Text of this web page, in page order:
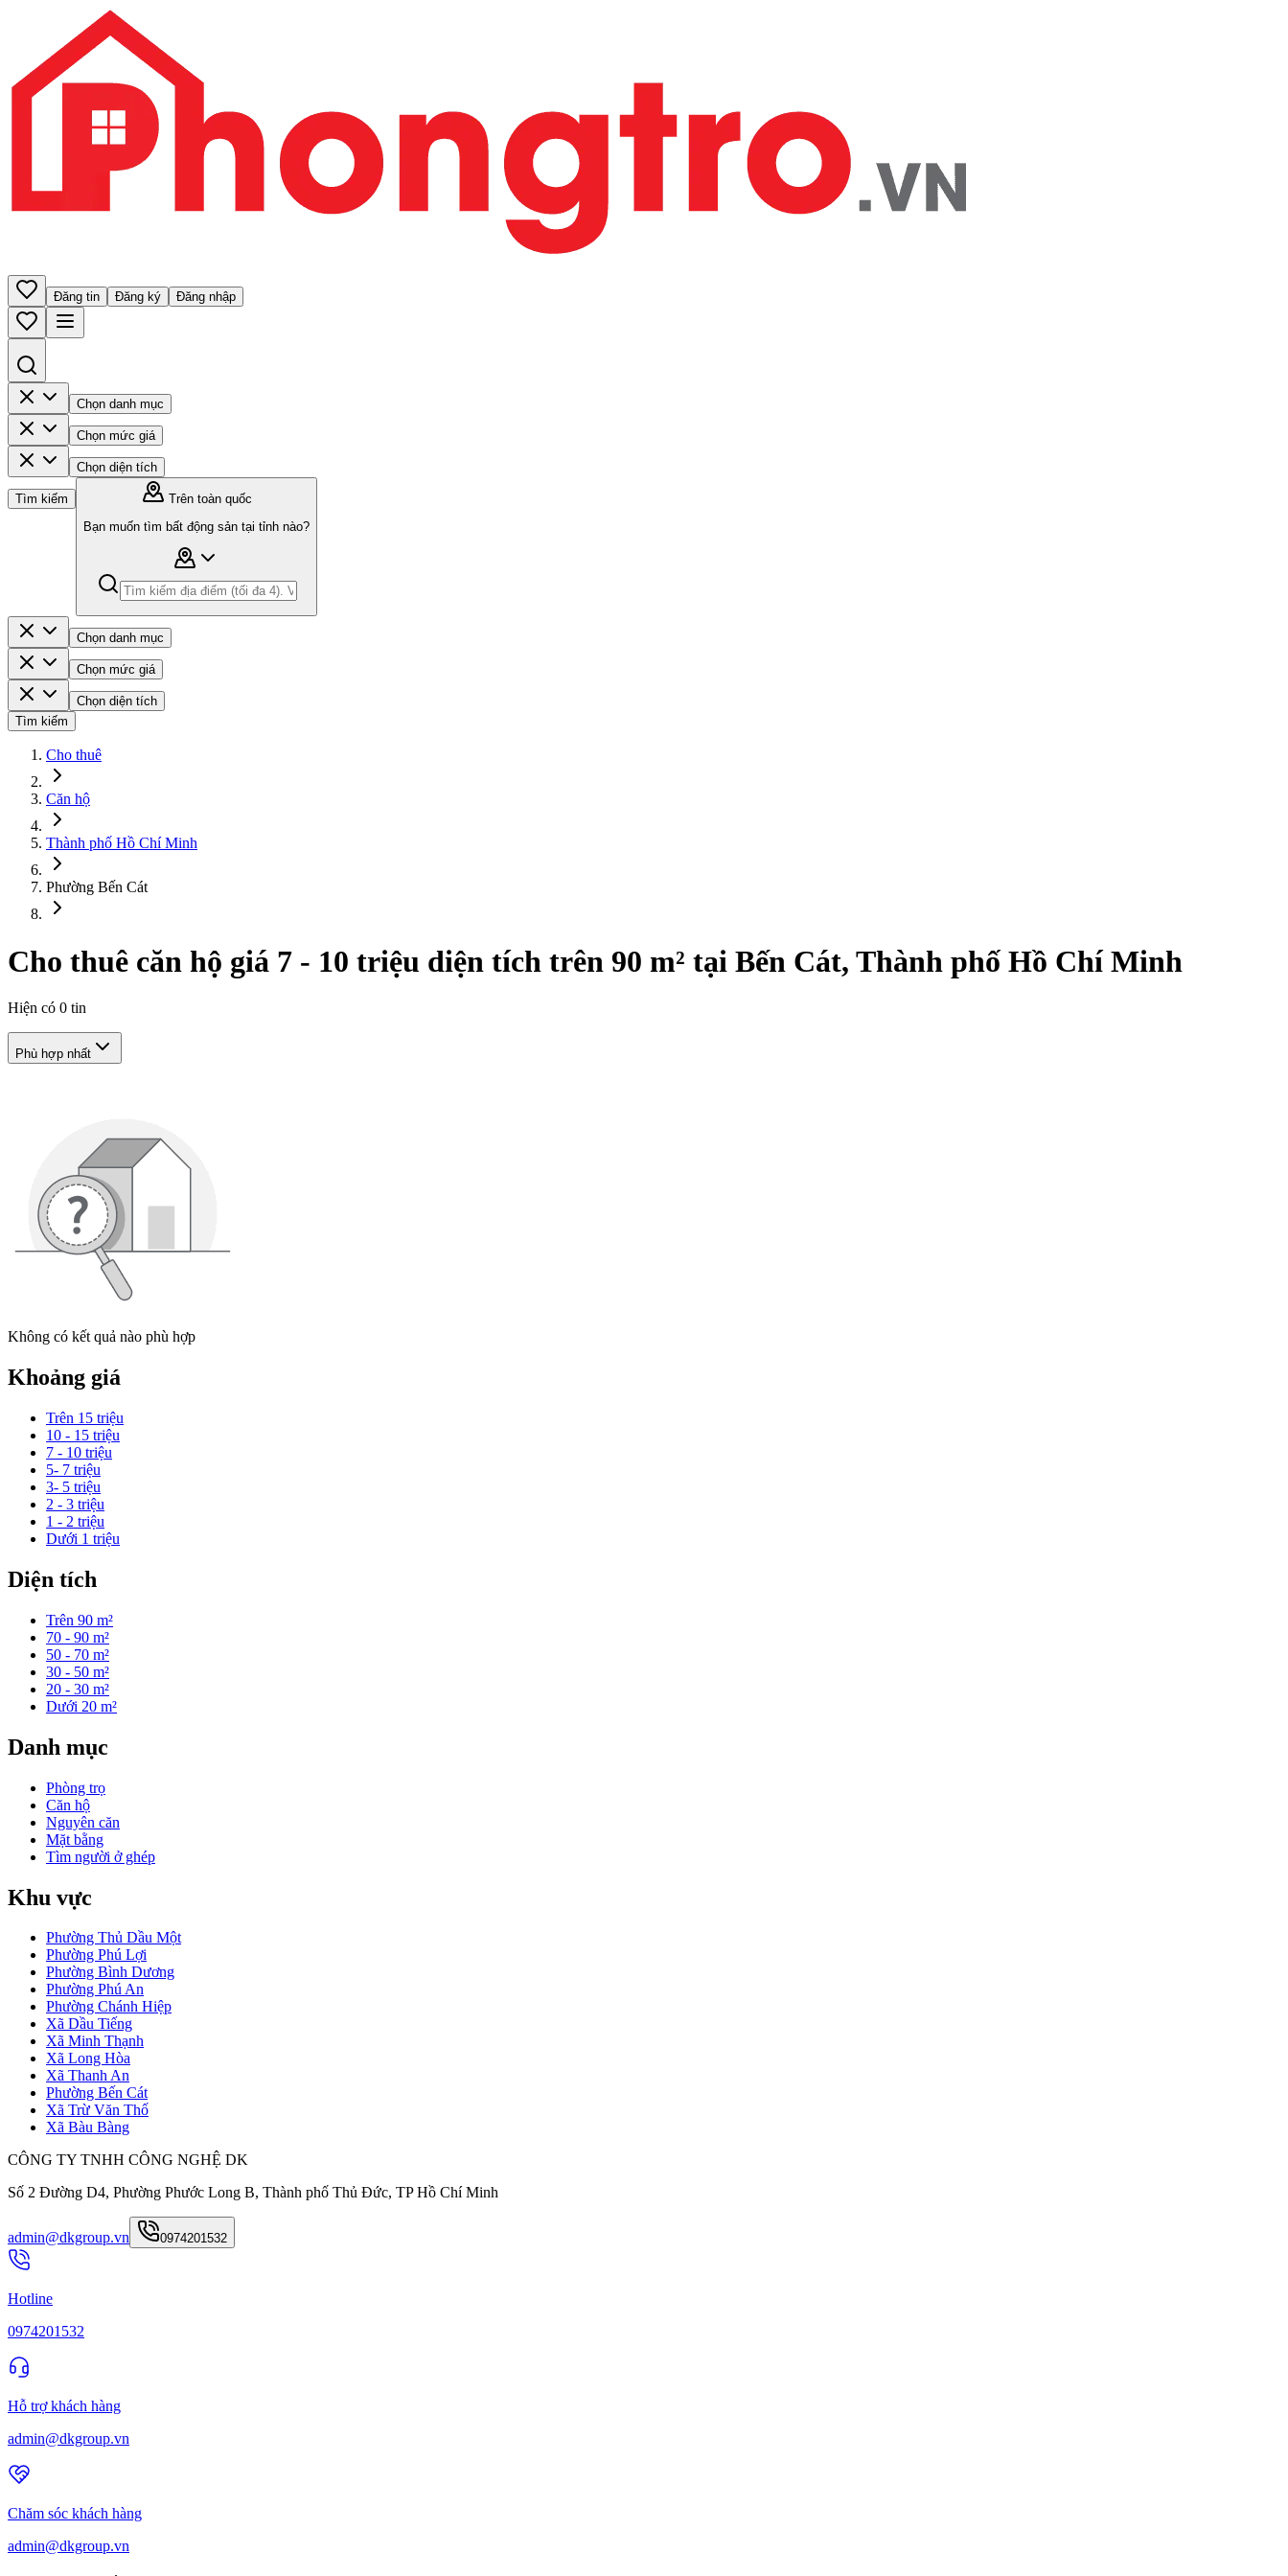
Đăng tin Đăng ký Đăng nhập
Chọn danh mục
Chọn mức giá
Chọn diện tích
Tìm kiếm
Trên toàn quốc
Bạn muốn tìm bất động sản tại tỉnh nào?
Chọn danh mục
Chọn mức giá
Chọn diện tích
Tìm kiếm
Cho thuê
Căn hộ
Thành phố Hồ Chí Minh
Phường Bến Cát
Cho thuê căn hộ giá 7 - 10 triệu diện tích trên 90 m² tại Bến Cát, Thành phố Hồ Chí Minh
Hiện có 0 tin
Phù hợp nhất
Không có kết quả nào phù hợp
Khoảng giá
Trên 15 triệu
10 - 15 triệu
7 - 10 triệu
5- 7 triệu
3- 5 triệu
2 - 3 triệu
1 - 2 triệu
Dưới 1 triệu
Diện tích
Trên 90 m²
70 - 90 m²
50 - 70 m²
30 - 50 m²
20 - 30 m²
Dưới 20 m²
Danh mục
Phòng trọ
Căn hộ
Nguyên căn
Mặt bằng
Tìm người ở ghép
Khu vực
Phường Thủ Dầu Một
Phường Phú Lợi
Phường Bình Dương
Phường Phú An
Phường Chánh Hiệp
Xã Dầu Tiếng
Xã Minh Thạnh
Xã Long Hòa
Xã Thanh An
Phường Bến Cát
Xã Trừ Văn Thố
Xã Bàu Bàng
CÔNG TY TNHH CÔNG NGHỆ DK
Số 2 Đường D4, Phường Phước Long B, Thành phố Thủ Đức, TP Hồ Chí Minh
admin@dkgroup.vn 0974201532
Hotline
0974201532
Hỗ trợ khách hàng
admin@dkgroup.vn
Chăm sóc khách hàng
admin@dkgroup.vn